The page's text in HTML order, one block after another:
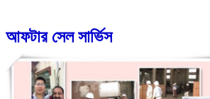
আফটার সেল সার্ভিস